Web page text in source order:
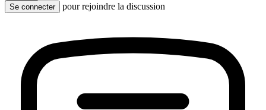
Se connecter
pour rejoindre la discussion